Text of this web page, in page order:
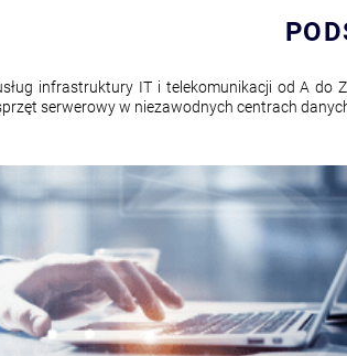
infrastruktury IT i telekomunikacji od A
serwerowy w niezawodnych centrach